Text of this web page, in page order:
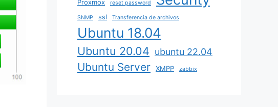
Proxmox reset password
SNMP ssl Transferencia de archivos
Ubuntu 18.04
Ubuntu 20.04 ubuntu 22.04
Ubuntu Server XMPP zabbix